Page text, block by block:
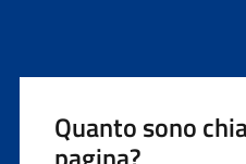
Quanto sono